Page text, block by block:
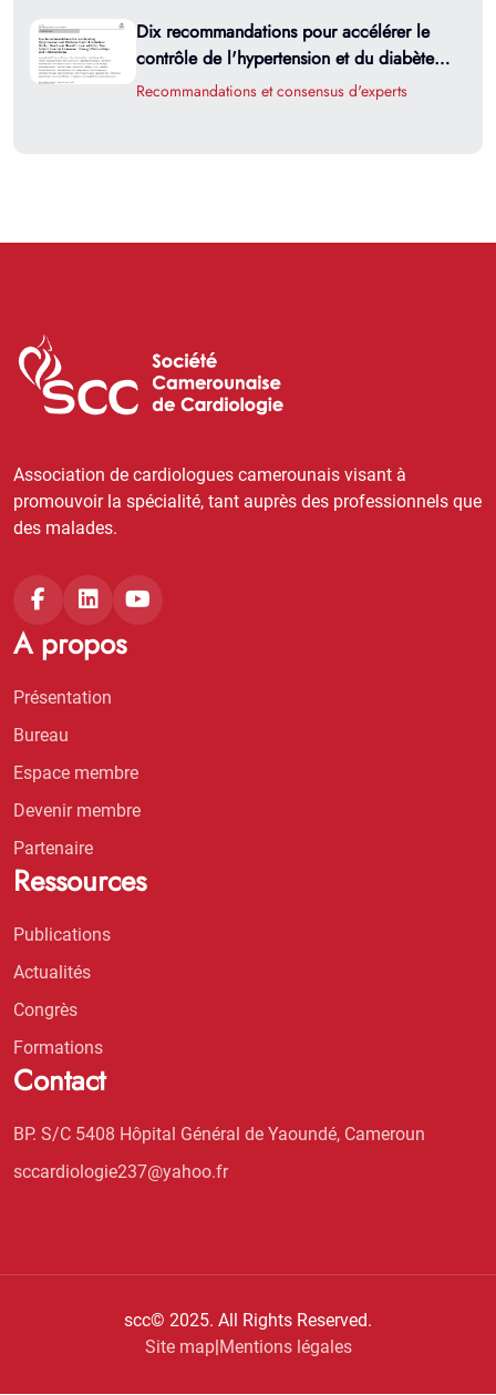
Dix recommandations pour accélérer le
contrôle de l'hypertension et du diabète
afin de réduire les AVC, les maladies
Recommandations et consensus d'experts
Association de cardiologues camerounais visant à
promouvoir la spécialité, tant auprès des professionnels que
des malades.
A propos
Présentation
Bureau
Espace membre
Devenir membre
Partenaire
Ressources
Publications
Actualités
Congrès
Formations
Contact
BP. S/C 5408 Hôpital Général de Yaoundé, Cameroun
sccardiologie237@yahoo.fr
scc© 2025. All Rights Reserved.
Site map|Mentions légales